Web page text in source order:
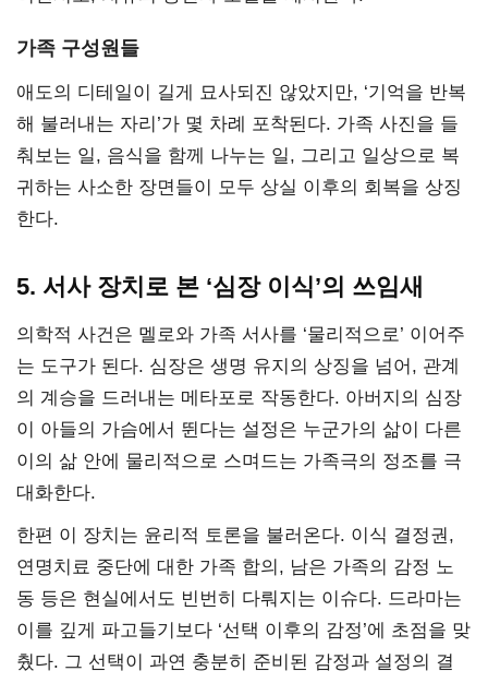
가족 구성원들
애도의 디테일이 길게 묘사되진 않았지만, ‘기억을 반복
해 불러내는 자리’가 몇 차례 포착된다. 가족 사진을 들
춰보는 일, 음식을 함께 나누는 일, 그리고 일상으로 복
귀하는 사소한 장면들이 모두 상실 이후의 회복을 상징
한다.
5. 서사 장치로 본 ‘심장 이식’의 쓰임새
의학적 사건은 멜로와 가족 서사를 ‘물리적으로’ 이어주
는 도구가 된다. 심장은 생명 유지의 상징을 넘어, 관계
의 계승을 드러내는 메타포로 작동한다. 아버지의 심장
이 아들의 가슴에서 뛴다는 설정은 누군가의 삶이 다른
이의 삶 안에 물리적으로 스며드는 가족극의 정조를 극
대화한다.
한편 이 장치는 윤리적 토론을 불러온다. 이식 결정권,
연명치료 중단에 대한 가족 합의, 남은 가족의 감정 노
동 등은 현실에서도 빈번히 다뤄지는 이슈다. 드라마는
이를 깊게 파고들기보다 ‘선택 이후의 감정’에 초점을 맞
췄다. 그 선택이 과연 충분히 준비된 감정과 설정의 결